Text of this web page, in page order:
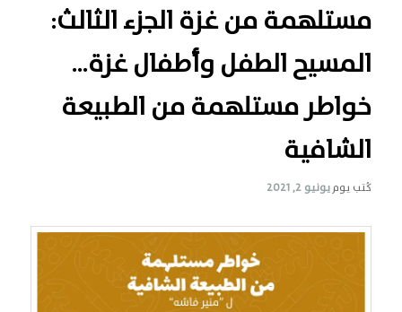
مستلهمة من غزة الجزء الثالث:
المسيح الطفل وأطفال غزة…
خواطر مستلهمة من الطبيعة
الشافية
كُتب يوميونيو 2, 2021